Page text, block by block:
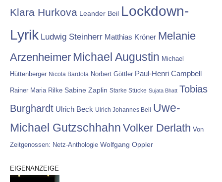
Klara Hurkova Leander Beil Lockdown-
Lyrik Ludwig Steinherr Matthias Kröner Melanie
Arzenheimer Michael Augustin Michael
Hüttenberger Nicola Bardola Norbert Göttler Paul-Henri Campbell
Rainer Maria Rilke Sabine Zaplin Starke Stücke Sujata Bhatt Tobias
Burghardt Ulrich Beck Ulrich Johannes Beil Uwe-
Michael Gutzschhahn Volker Derlath Von
Zeitgenossen: Netz-Anthologie Wolfgang Oppler
EIGENANZEIGE